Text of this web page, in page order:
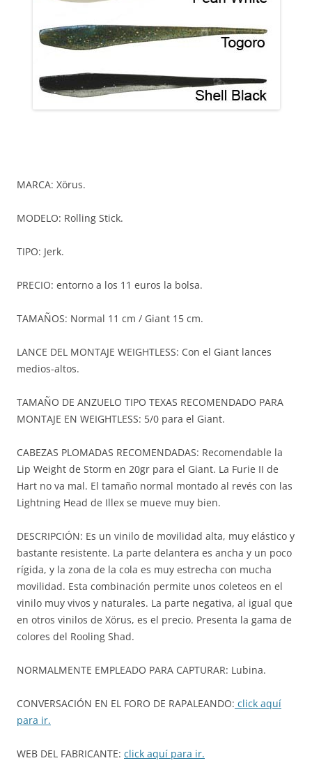
MARCA: Xörus.
MODELO: Rolling Stick.
TIPO: Jerk.
PRECIO: entorno a los 11 euros la bolsa.
TAMAÑOS: Normal 11 cm / Giant 15 cm.
LANCE DEL MONTAJE WEIGHTLESS: Con el Giant lances
medios-altos.
TAMAÑO DE ANZUELO TIPO TEXAS RECOMENDADO PARA
MONTAJE EN WEIGHTLESS: 5/0 para el Giant.
CABEZAS PLOMADAS RECOMENDADAS: Recomendable la
Lip Weight de Storm en 20gr para el Giant. La Furie II de
Hart no va mal. El tamaño normal montado al revés con las
Lightning Head de Illex se mueve muy bien.
DESCRIPCIÓN: Es un vinilo de movilidad alta, muy elástico y
bastante resistente. La parte delantera es ancha y un poco
rígida, y la zona de la cola es muy estrecha con mucha
movilidad. Esta combinación permite unos coleteos en el
vinilo muy vivos y naturales. La parte negativa, al igual que
en otros vinilos de Xörus, es el precio. Presenta la gama de
colores del Rooling Shad.
NORMALMENTE EMPLEADO PARA CAPTURAR: Lubina.
CONVERSACIÓN EN EL FORO DE RAPALEANDO: click aquí
para ir.
WEB DEL FABRICANTE: click aquí para ir.